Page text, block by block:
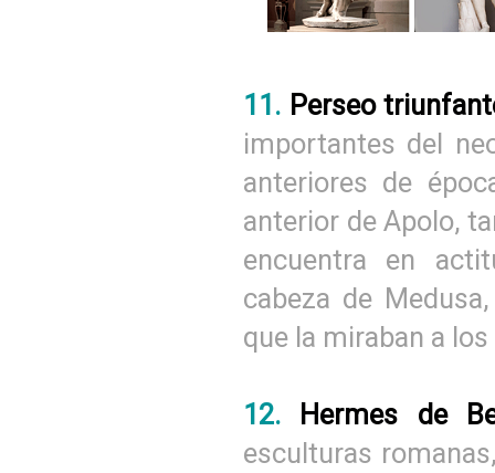
11. Perseo
importantes del
anteriores de
anterior de Apolo,
encuentra en
cabeza de
que la miraban a
12.
Hermes de
esculturas